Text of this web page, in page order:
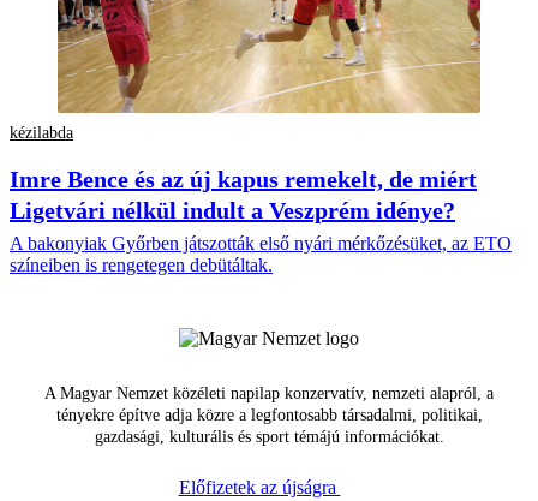
kézilabda
Imre Bence és az új kapus remekelt, de miért
Ligetvári nélkül indult a Veszprém idénye?
A bakonyiak Győrben játszották első nyári mérkőzésüket, az ETO
színeiben is rengetegen debütáltak.
A Magyar Nemzet közéleti napilap konzervatív, nemzeti alapról, a
tényekre építve adja közre a legfontosabb társadalmi, politikai,
gazdasági, kulturális és sport témájú információkat.
Előfizetek az újságra